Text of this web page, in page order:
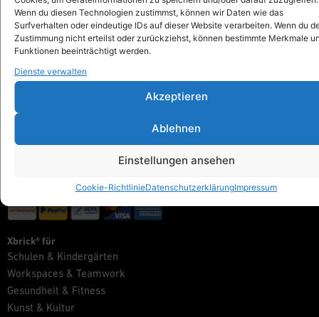
Wenn du diesen Technologien zustimmst, können wir Daten wie das
Surfverhalten oder eindeutige IDs auf dieser Website verarbeiten. Wenn du
Zustimmung nicht erteilst oder zurückziehst, können bestimmte Merkmale
Funktionen beeinträchtigt werden.
Dienste verwalten
Akzeptieren
Ablehnen
Einstellungen ansehen
Cookie-RichtlinieDatenschutzerklärungImpressum
info@xbrick.eu
+49 711 284 977 20
Folge Xbrick®
Shop
Xbrick® Das Original
Xbrick® für
Schulen & Kindergärten
Workspaces & Teamwork
Gesundheit & Fitness
Kunst & Kultur